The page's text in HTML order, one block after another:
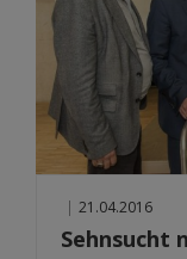
| 21.04.2016
Sehnsucht